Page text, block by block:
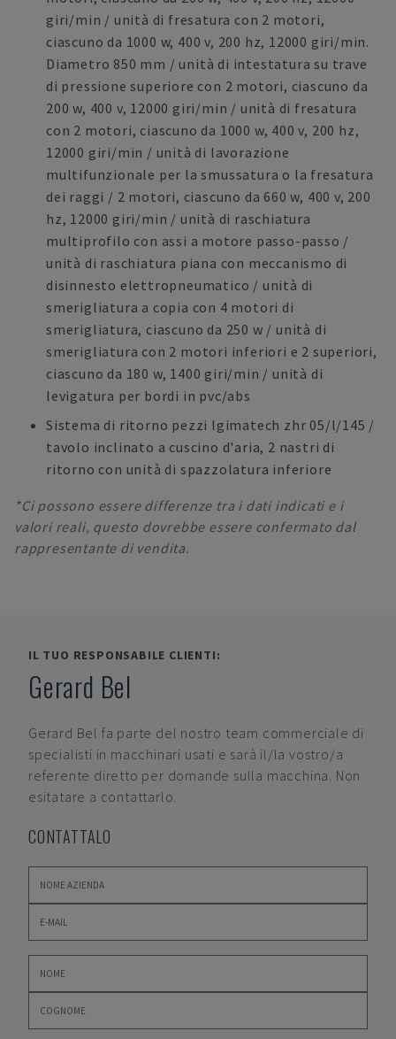
giri/min / unità di fresatura con 2 motori,
ciascuno da 1000 w, 400 v, 200 hz, 12000 giri/min.
Diametro 850 mm / unità di intestatura su trave
di pressione superiore con 2 motori, ciascuno da
200 w, 400 v, 12000 giri/min / unità di fresatura
con 2 motori, ciascuno da 1000 w, 400 v, 200 hz,
12000 giri/min / unità di lavorazione
multifunzionale per la smussatura o la fresatura
dei raggi / 2 motori, ciascuno da 660 w, 400 v, 200
hz, 12000 giri/min / unità di raschiatura
multiprofilo con assi a motore passo-passo /
unità di raschiatura piana con meccanismo di
disinnesto elettropneumatico / unità di
smerigliatura a copia con 4 motori di
smerigliatura, ciascuno da 250 w / unità di
smerigliatura con 2 motori inferiori e 2 superiori,
ciascuno da 180 w, 1400 giri/min / unità di
levigatura per bordi in pvc/abs
Sistema di ritorno pezzi lgimatech zhr 05/l/145 /
tavolo inclinato a cuscino d'aria, 2 nastri di
ritorno con unità di spazzolatura inferiore
*Ci possono essere differenze tra i dati indicati e i
valori reali, questo dovrebbe essere confermato dal
rappresentante di vendita.
IL TUO RESPONSABILE CLIENTI:
Gerard Bel
Gerard Bel fa parte del nostro team commerciale di
specialisti in macchinari usati e sarà il/la vostro/a
referente diretto per domande sulla macchina. Non
esitatare a contattarlo.
CONTATTALO